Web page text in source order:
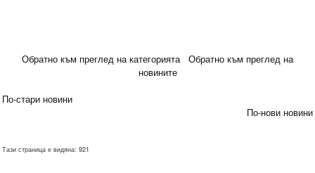
Обратно към преглед на категорията
Обратно към преглед на
новините
По-стари новини
По-нови новини
Тази страница е видяна: 921